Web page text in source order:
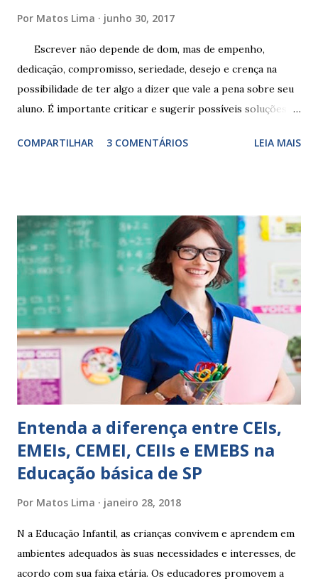
Por Matos Lima junho 30, 2017
Escrever não depende de dom, mas de empenho,
dedicação, compromisso, seriedade, desejo e crença na
possibilidade de ter algo a dizer que vale a pena sobre seu
aluno. É importante criticar e sugerir possíveis soluções.
exercitação. E encontrar a melhor maneira de expressar o
sempre as intervenções feitas para ações apresentadas,
isso ressalta trabalho. SUGESTÕES DE PALAVRAS E
EXPRESSÕES PARA USO EM RELATÓRIOS Você pensa Você
escreve O aluno não sabe O aluno não adquiriu os
conceitos, está em fase de aprendizado. Não tem limites
Apresenta dificuldades de auto-regulação, pois… É nervoso
Ainda não desenvolveu habilidades para convívio no
ambiente...
COMPARTILHAR 3 COMENTÁRIOS LEIA MAIS
Entenda a diferença entre CEIs,
EMEIs, CEMEI, CEIIs e EMEBS na
Educação básica de SP
Por Matos Lima janeiro 28, 2018
N a Educação Infantil, as crianças convivem e aprendem em
ambientes adequados às suas necessidades e interesses, de
acordo com sua faixa etária. Os educadores promovem a